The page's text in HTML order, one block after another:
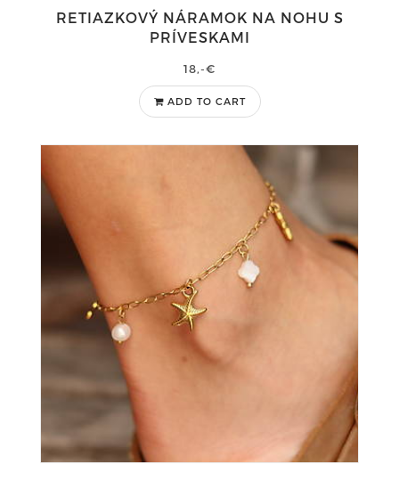
RETIAZKOVÝ NÁRAMOK NA NOHU S
PRÍVESKAMI
18,-€
ADD TO CART